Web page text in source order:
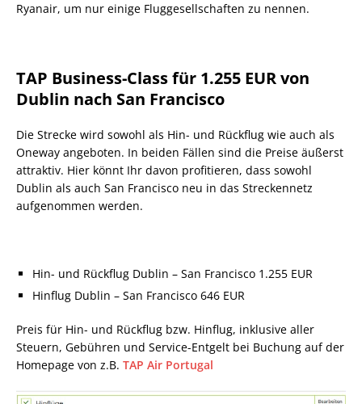
Ryanair, um nur einige Fluggesellschaften zu nennen.
TAP Business-Class für 1.255 EUR von
Dublin nach San Francisco
Die Strecke wird sowohl als Hin- und Rückflug wie auch als
Oneway angeboten. In beiden Fällen sind die Preise äußerst
attraktiv. Hier könnt Ihr davon profitieren, dass sowohl
Dublin als auch San Francisco neu in das Streckennetz
aufgenommen werden.
Hin- und Rückflug Dublin – San Francisco 1.255 EUR
Hinflug Dublin – San Francisco 646 EUR
Preis für Hin- und Rückflug bzw. Hinflug, inklusive aller
Steuern, Gebühren und Service-Entgelt bei Buchung auf der
Homepage von z.B. TAP Air Portugal